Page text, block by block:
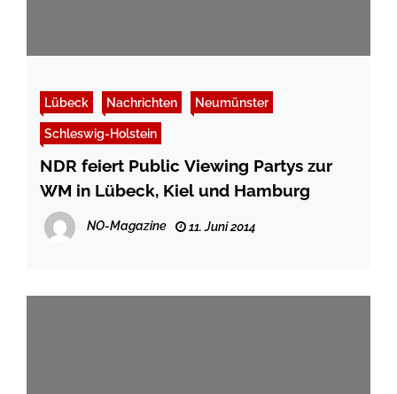
Lübeck Nachrichten Neumünster
Schleswig-Holstein
NDR feiert Public Viewing Partys zur
WM in Lübeck, Kiel und Hamburg
NO-Magazine 11. Juni 2014